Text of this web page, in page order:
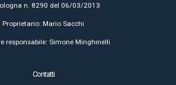
n. 8290 del 06/03/2013
Proprietario: Mario Sacchi
responsabile: Simone Minghinelli
Contatti